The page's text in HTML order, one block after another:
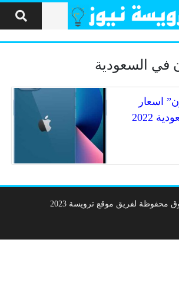
في السعودية
اسعار
2022
محفوظة لفريق موقع ترويسة 2023